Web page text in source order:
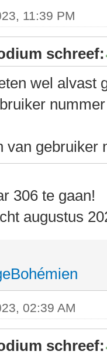
11:39 PM
schreef:
wel alvast
van gebruiker
306 te gaan!
augustus
02:39 AM
schreef: